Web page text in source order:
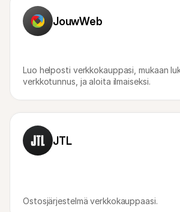
JouwWeb
Luo helposti verkkokauppasi, mukaan
verkkotunnus, ja aloita ilmaiseksi.
JTL
Ostosjärjestelmä verkkokauppaasi.